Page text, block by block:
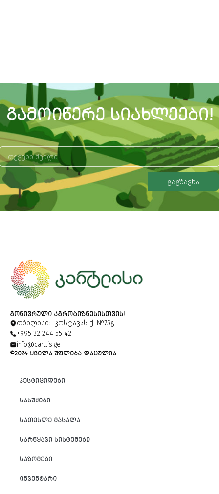
ᲒᲐᲛᲝᲘᲬᲔᲠᲔ ᲡᲘᲐᲮᲚᲔᲔᲑᲘ!
გაგზავნა
Alternative:
ᲒᲝᲜᲘᲕᲠᲣᲚᲘ ᲐᲒᲠᲝᲑᲘᲖᲜᲔᲡᲘᲡᲗᲕᲘᲡ!
თბილისი: კოსტავას ქ. №75გ
+995 32 244 55 42
info@cartlis.ge
©2024 ᲧᲕᲔᲚᲐ ᲣᲤᲚᲔᲑᲐ ᲓᲐᲪᲣᲚᲘᲐ
ᲞᲔᲡᲢᲘᲪᲘᲓᲔᲑᲘ
ᲡᲐᲡᲣᲥᲔᲑᲘ
ᲡᲐᲗᲔᲡᲚᲔ ᲛᲐᲡᲐᲚᲐ
ᲡᲐᲠᲬᲧᲐᲕᲘ ᲡᲘᲡᲢᲔᲛᲔᲑᲘ
ᲡᲐᲖᲝᲛᲔᲑᲘ
ᲘᲜᲕᲔᲜᲢᲐᲠᲘ